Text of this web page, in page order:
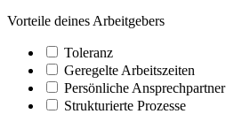
Vorteile deines Arbeitgebers
Toleranz
Geregelte Arbeitszeiten
Persönliche Ansprechpartner
Strukturierte Prozesse